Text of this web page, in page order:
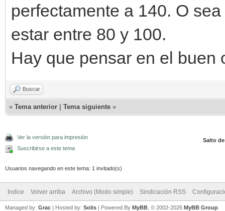
perfectamente a 140. O
estar entre 80 y 100.
Hay que pensar en el buen
Buscar
« Tema anterior Tema siguiente »
Ver la versión para impresión
Suscribirse a este tema
Salto
Usuarios navegando en este tema: 1 invitado(s)
Indice Volver arriba Archivo (Modo simple) Sindicación RSS
Managed by: Grac | Hosted by: Solis | Powered By MyBB , © 2002-2026 MyBB Group